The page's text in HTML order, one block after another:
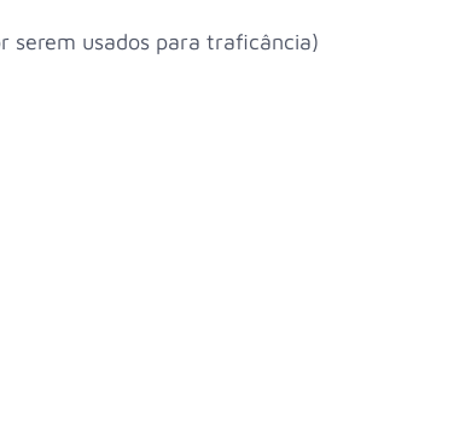
serem usados para traficância)